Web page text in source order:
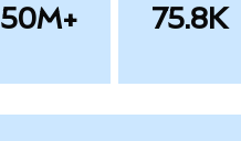
50M+ 75.8K